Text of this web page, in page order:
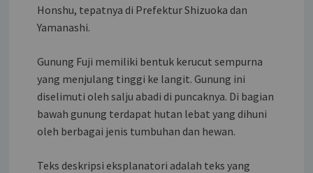
Honshu, tepatnya di Prefektur Shizuoka dan
Yamanashi.
Gunung Fuji memiliki bentuk kerucut sempurna
yang menjulang tinggi ke langit. Gunung ini
diselimuti oleh salju abadi di puncaknya. Di bagian
bawah gunung terdapat hutan lebat yang dihuni
oleh berbagai jenis tumbuhan dan hewan.
Teks deskripsi eksplanatori adalah teks yang